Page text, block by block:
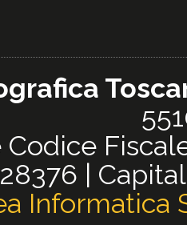
Codice
|
Informatica